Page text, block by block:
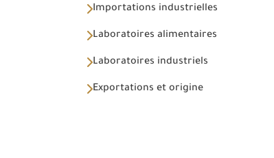
Importations industrielles
Laboratoires alimentaires
Laboratoires industriels
Exportations et origine